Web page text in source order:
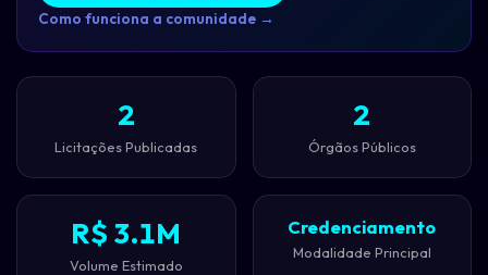
Como funciona a comunidade →
2
Licitações Publicadas
2
Órgãos Públicos
R$ 3.1M
Volume Estimado
Credenciamento
Modalidade Principal